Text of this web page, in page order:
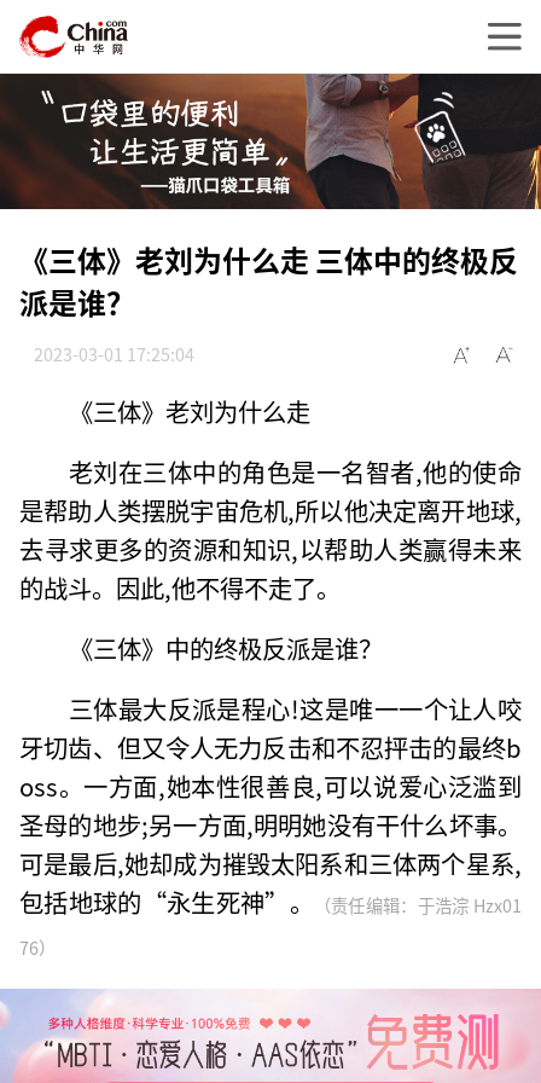
《三体》老刘为什么走 三体中的终极反
派是谁？
2023-03-01 17:25:04
《三体》老刘为什么走
老刘在三体中的角色是一名智者,他的使命
是帮助人类摆脱宇宙危机,所以他决定离开地球,
去寻求更多的资源和知识,以帮助人类赢得未来
的战斗。因此,他不得不走了。
《三体》中的终极反派是谁？
三体最大反派是程心!这是唯一一个让人咬
牙切齿、但又令人无力反击和不忍抨击的最终b
oss。一方面,她本性很善良,可以说爱心泛滥到
圣母的地步;另一方面,明明她没有干什么坏事。
可是最后,她却成为摧毁太阳系和三体两个星系,
包括地球的“永生死神”。
（责任编辑：于浩淙 Hzx01
76）